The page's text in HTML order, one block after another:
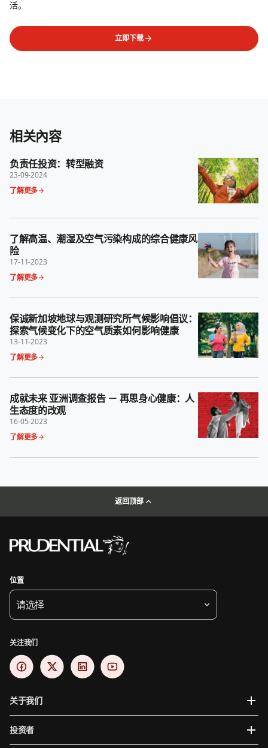
活。
立即下载
相关內容
负责任投资：转型融资
23-09-2024
了解更多
了解高温、潮湿及空气污染构成的综合健康风
险
17-11-2023
了解更多
保诚新加坡地球与观测研究所气候影响倡议：
探索气候变化下的空气质素如何影响健康
13-11-2023
了解更多
成就未来 亚洲调查报告 － 再思身心健康：人
生态度的改观
16-05-2023
了解更多
返回顶部
位置
请选择
关注我们
关于我们
投资者